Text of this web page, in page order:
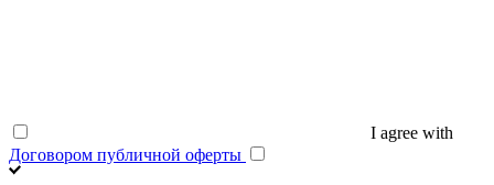
I agree with
Договором публичной оферты